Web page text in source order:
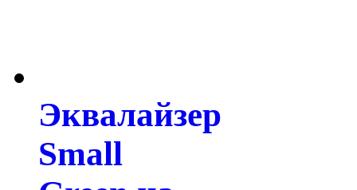
Эквалайзер
Small